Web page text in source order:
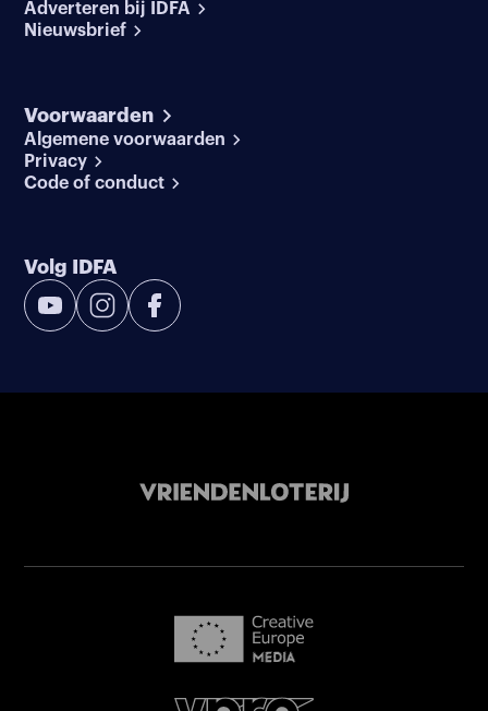
Adverteren bij IDFA
Nieuwsbrief
Voorwaarden
Algemene voorwaarden
Privacy
Code of conduct
Volg IDFA